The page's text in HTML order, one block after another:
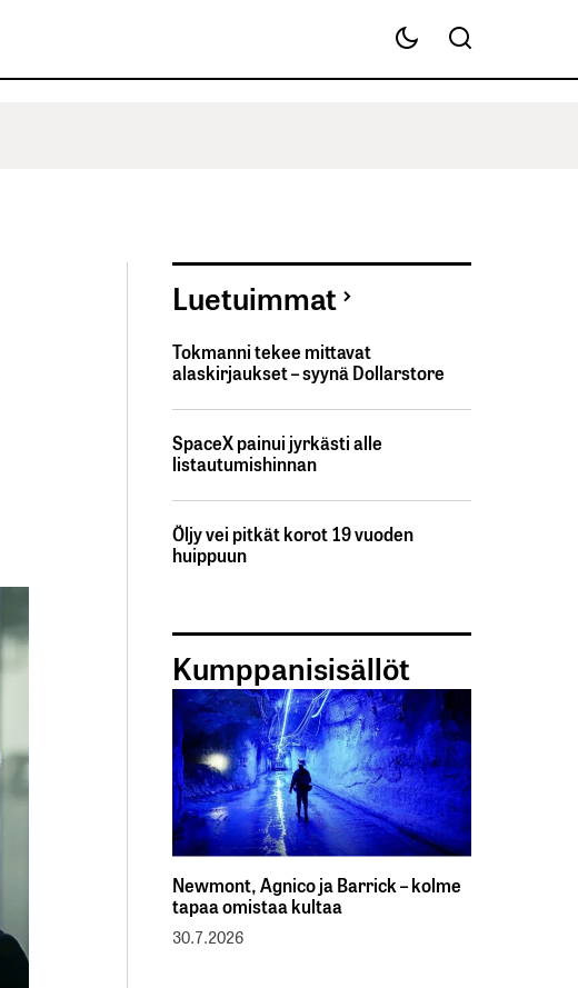
Luetuimmat
Tokmanni tekee mittavat
alaskirjaukset – syynä Dollarstore
SpaceX painui jyrkästi alle
listautumishinnan
Öljy vei pitkät korot 19 vuoden
huippuun
Kumppanisisällöt
Newmont, Agnico ja Barrick – kolme
tapaa omistaa kultaa
30.7.2026